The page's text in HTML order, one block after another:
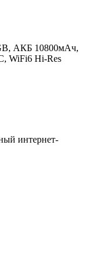
АКБ 10800мАч,
WiFi6 Hi-Res
интернет-